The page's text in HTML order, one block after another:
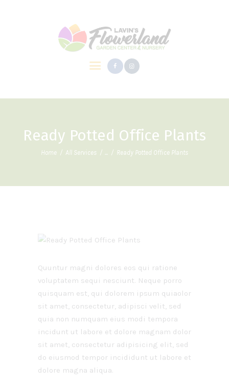
Ready Potted Office Plants
Home All Services ... Ready Potted Office Plants
Quuntur magni dolores eos qui ratione
voluptatem sequi nesciunt. Neque porro
quisquam est, qui dolorem ipsum quiaolor
sit amet, consectetur, adipisci velit, sed
quia non numquam eius modi tempora
incidunt ut labore et dolore magnam dolor
sit amet, consectetur adipisicing elit, sed
do eiusmod tempor incididunt ut labore et
dolore magna aliqua.